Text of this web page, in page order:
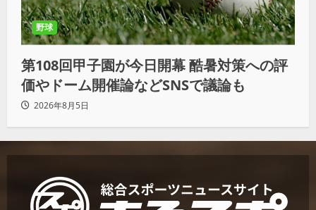
野球
第108回甲子園が今日開幕 酷暑対策への評
価やドーム開催論などSNSで議論も
2026年8月5日